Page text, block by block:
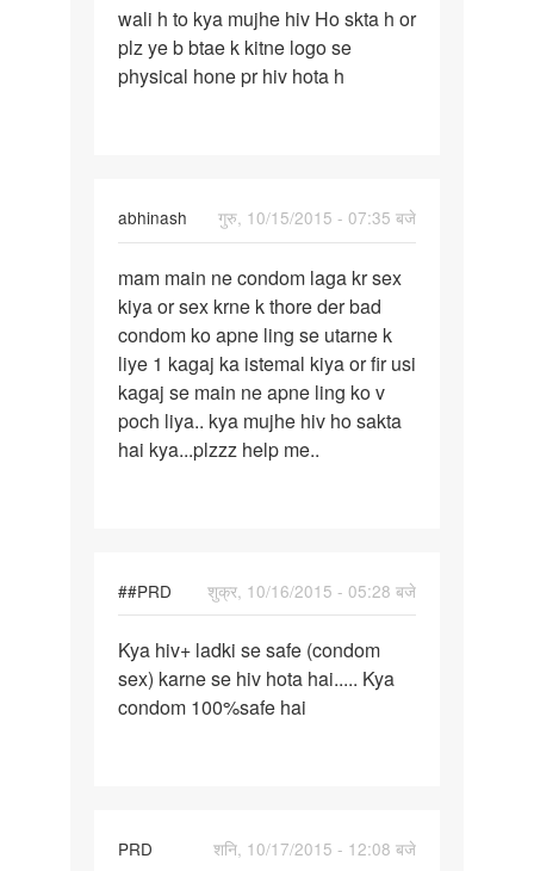
wali h to kya mujhe hiv Ho skta h or
plz ye b btae k kitne logo se
physical hone pr hiv hota h
abhinash
गुरु, 10/15/2015 - 07:35 बजे
mam
main
ne
condom
laga
kr
mam main ne condom laga kr sex
kiya or sex krne k thore der bad
condom ko apne ling se utarne k
liye 1 kagaj ka istemal kiya or fir usi
kagaj se main ne apne ling ko v
poch liya.. kya mujhe hiv ho sakta
hai kya...plzzz help me..
##PRD
शुक्र, 10/16/2015 - 05:28 बजे
Kya
hiv+
ladki
Kya hiv+ ladki se safe (condom
sex) karne se hiv hota hai..... Kya
condom 100%safe hai
PRD
शनि, 10/17/2015 - 12:08 बजे